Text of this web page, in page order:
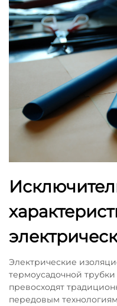
Электрические
термоусадочной
превосходят
передовым